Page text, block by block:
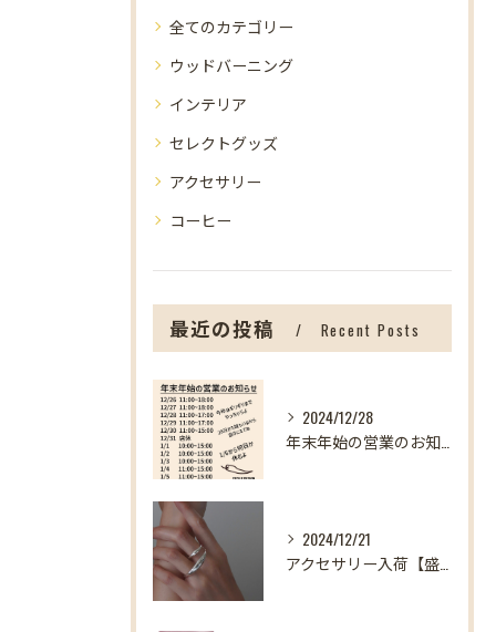
全てのカテゴリー
ウッドバーニング
インテリア
セレクトグッズ
アクセサリー
コーヒー
最近の投稿 Recent Posts
2024/12/28
2024/12/21